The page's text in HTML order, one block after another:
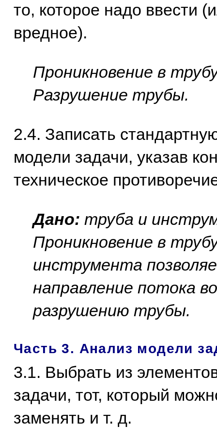
то, которое надо ввести
вредное).
Проникновение в
Разрушение трубы.
2.4. Записать
модели задачи, указав
техническое
Дано: труба и
Проникновение в
инструмента
направление потока
разрушению трубы.
Часть 3. Анализ модели
3.1. Выбрать из
задачи, тот, который
заменять и т. д.